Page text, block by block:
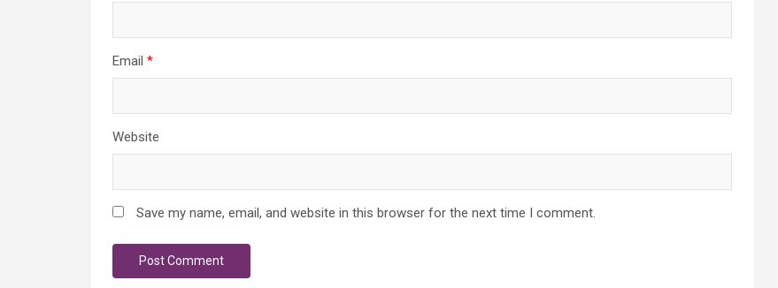
Email *
Website
Save my name, email, and website in this browser for the next time I comment.